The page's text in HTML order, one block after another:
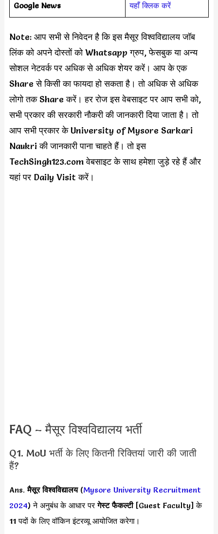
Google News यहाँ क्लिक करें
Note: आप सभी से निवेदन है कि इस मैसूर विश्वविद्यालय जॉब
लिंक को अपने दोस्तों को Whatsapp ग्रुप, फेसबुक या अन्य
सोशल नेटवर्क पर अधिक से अधिक शेयर करें। आप के एक
Share से किसी का फायदा हो सकता है। तो अधिक से अधिक
लोगो तक Share करें। हर रोज इस वेबसाइट पर आप सभी को,
सभी प्रकार की सरकारी नौकरी की जानकारी दिया जाता है। तो
आप सभी प्रकार के University of Mysore Sarkari
Naukri की जानकारी पाना चाहते हैं। तो इस
TechSingh123.com वेबसाइट के साथ हमेशा जुड़े रहे हैं और
यहां पर Daily Visit करें।
FAQ – मैसूर विश्वविद्यालय भर्ती
Q1. MoU भर्ती के लिए कितनी रिक्तियां जारी की जाती
हैं?
Ans.मैसूर विश्वविद्यालय(Mysore University Recruitment
2024) ने अनुबंध के आधार परगेस्ट फैकल्टी[Guest Faculty] के
11 पदों के लिए वॉकिन इंटरव्यू आयोजित करेगा।